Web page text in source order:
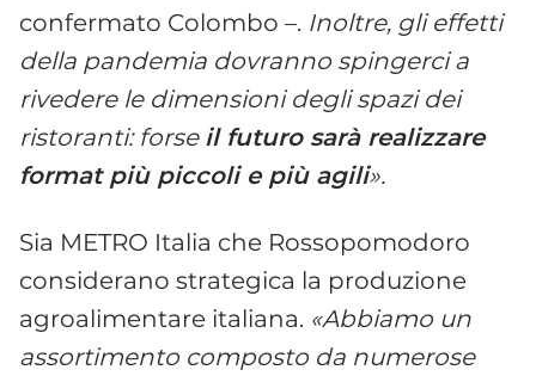
confermato Colombo –. Inoltre, gli effetti
della pandemia dovranno spingerci a
rivedere le dimensioni degli spazi dei
ristoranti: forse il futuro sarà realizzare
format più piccoli e più agili».
Sia METRO Italia che Rossopomodoro
considerano strategica la produzione
agroalimentare italiana. «Abbiamo un
assortimento composto da numerose